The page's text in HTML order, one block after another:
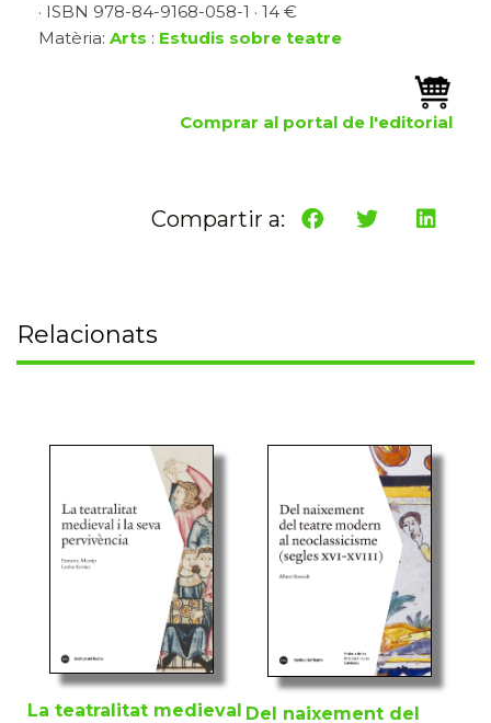
· ISBN 978-84-9168-058-1 · 14 €
Matèria: Arts : Estudis sobre teatre
Comprar al portal de l'editorial
Compartir a:
Relacionats
La teatralitat medieval Del naixement del